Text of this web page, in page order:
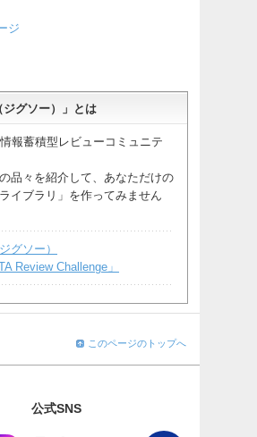
ジ
ジグソー）」とは
報蓄積型レビューコミュニテ
品々を紹介して、あなただけの
ライブラリ」を作ってみません
グソー）
Review Challenge」
このページのトップへ
公式SNS